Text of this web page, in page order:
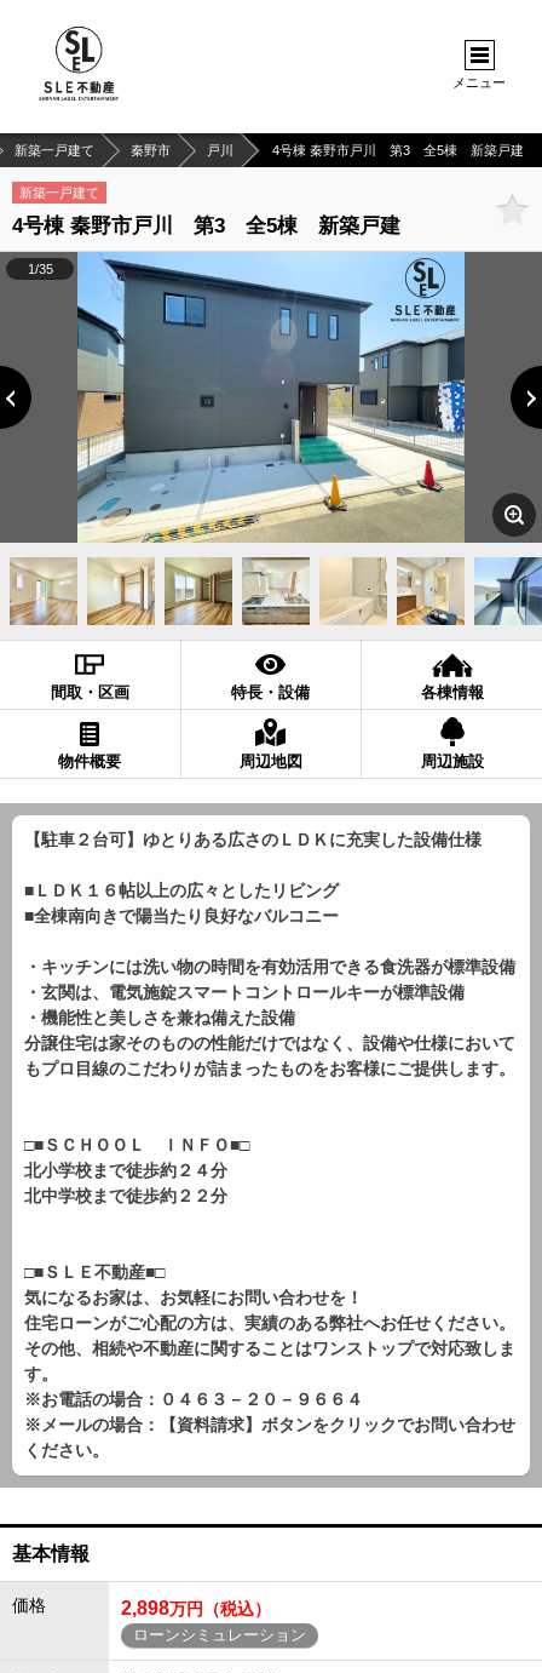
メニュー
新築一戸建て 秦野市 戸川 4号棟 秦野市戸川 第3 全5棟 新築戸建
新築一戸建て
4号棟 秦野市戸川 第3 全5棟 新築戸建
1/35
間取・区画 特長・設備 各棟情報
物件概要 周辺地図 周辺施設
【駐車２台可】ゆとりある広さのＬＤＫに充実した設備仕様
■ＬＤＫ１６帖以上の広々としたリビング
■全棟南向きで陽当たり良好なバルコニー
・キッチンには洗い物の時間を有効活用できる食洗器が標準設備
・玄関は、電気施錠スマートコントロールキーが標準設備
・機能性と美しさを兼ね備えた設備
分譲住宅は家そのものの性能だけではなく、設備や仕様において
もプロ目線のこだわりが詰まったものをお客様にご提供します。
□■ＳＣＨＯＯＬ ＩＮＦＯ■□
北小学校まで徒歩約２４分
北中学校まで徒歩約２２分
□■ＳＬＥ不動産■□
気になるお家は、お気軽にお問い合わせを！
住宅ローンがご心配の方は、実績のある弊社へお任せください。
その他、相続や不動産に関することはワンストップで対応致しま
す。
※お電話の場合：０４６３－２０－９６６４
※メールの場合：【資料請求】ボタンをクリックでお問い合わせ
ください。
基本情報
価格 2,898万円（税込）
ローンシミュレーション